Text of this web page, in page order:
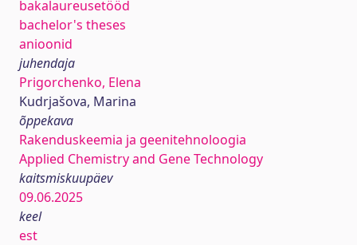
bakalaureusetööd
bachelor's theses
anioonid
juhendaja
Prigorchenko, Elena
Kudrjašova, Marina
õppekava
Rakenduskeemia ja geenitehnoloogia
Applied Chemistry and Gene Technology
kaitsmiskuupäev
09.06.2025
keel
est